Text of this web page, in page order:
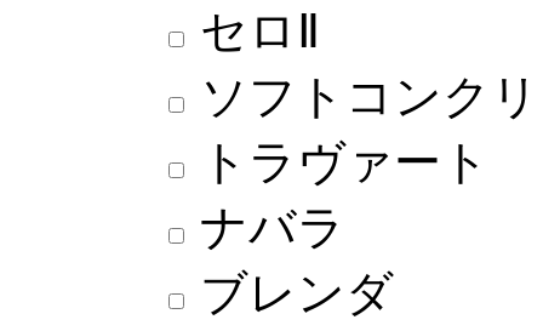
セロⅡ
ソフトコンク
トラヴァート
ナバラ
ブレンダ